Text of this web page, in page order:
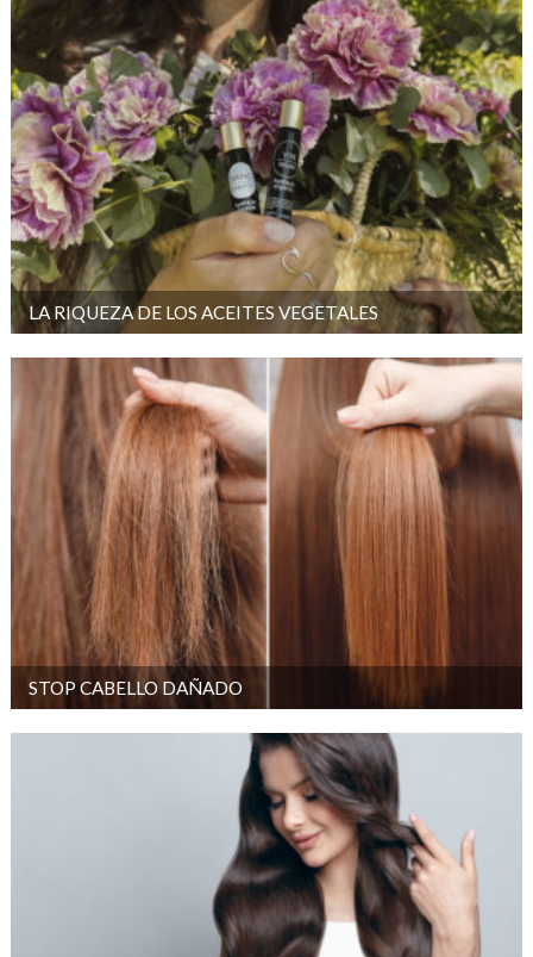
LA RIQUEZA DE LOS ACEITES VEGETALES
STOP CABELLO DAÑADO